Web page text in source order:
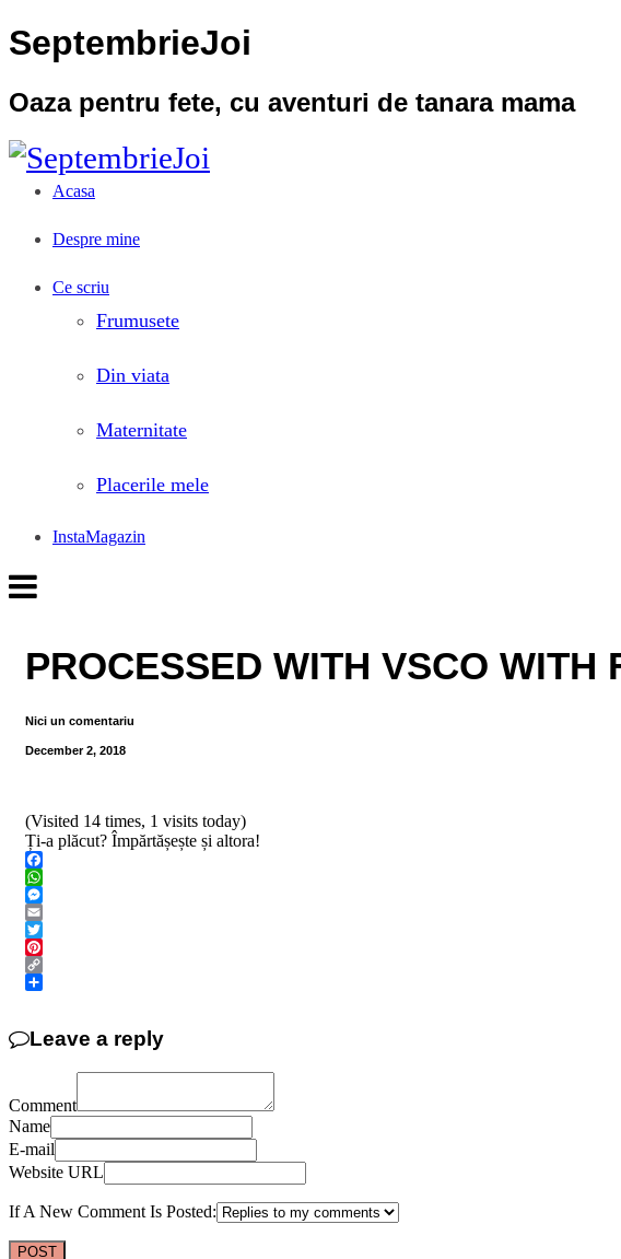
SeptembrieJoi
Oaza pentru fete, cu aventuri de tanara mama
Acasa
Despre mine
Ce scriu
Frumusete
Din viata
Maternitate
Placerile mele
InstaMagazin
PROCESSED WITH VSCO WITH
Nici un comentariu
December 2, 2018
(Visited 14 times, 1 visits today)
Ți-a plăcut? Împărtășește și altora!
Facebook
WhatsApp
Messenger
Email
Twitter
Pinterest
Copy
Leave a reply
Comment
Name
E-mail
Website URL
If A New Comment Is Posted: